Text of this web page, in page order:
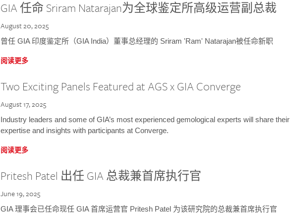
GIA 任命 Sriram Natarajan为全球鉴定所高级运营副总裁
August 20, 2025
曾任 GIA 印度鉴定所（GIA India）董事总经理的 Sriram 'Ram' Natarajan被任命新职
阅读更多
Two Exciting Panels Featured at AGS x GIA Converge
August 17, 2025
Industry leaders and some of GIA’s most experienced gemological experts will share their
expertise and insights with participants at Converge.
阅读更多
Pritesh Patel 出任 GIA 总裁兼首席执行官
June 19, 2025
GIA 理事会已任命现任 GIA 首席运营官 Pritesh Patel 为该研究院的总裁兼首席执行官